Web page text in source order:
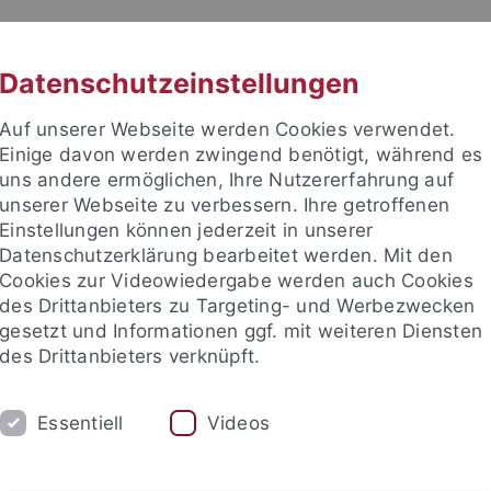
Ethik in den
PUBLIKATIONEN
Technikphilosophie & KI
Datenschutzeinstellungen
Auf unserer Webseite werden Cookies verwendet.
Einige davon werden zwingend benötigt, während es
uns andere ermöglichen, Ihre Nutzererfahrung auf
unserer Webseite zu verbessern. Ihre getroffenen
Einstellungen können jederzeit in unserer
Datenschutzerklärung bearbeitet werden. Mit den
Cookies zur Videowiedergabe werden auch Cookies
des Drittanbieters zu Targeting- und Werbezwecken
gesetzt und Informationen ggf. mit weiteren Diensten
des Drittanbieters verknüpft.
Essentiell Videos